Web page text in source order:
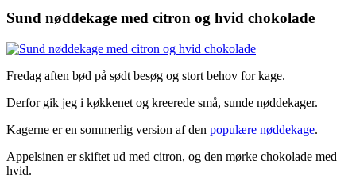
Sund nøddekage med citron og hvid chokolade
Fredag aften bød på sødt besøg og stort behov for kage.
Derfor gik jeg i køkkenet og kreerede små, sunde nøddekager.
Kagerne er en sommerlig version af den populære nøddekage.
Appelsinen er skiftet ud med citron, og den mørke chokolade med
hvid.